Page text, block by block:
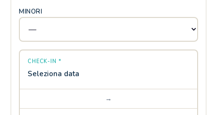
MINORI
CHECK-IN *
Seleziona data
→